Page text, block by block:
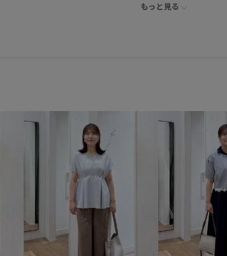
26SS10dp
カーディガン コットン コーディネートのアクセント サ
シワになりにくい ス
セットアップ対象商品 デニムスタイル トレンド感 ナイ
ハリ感 フレンチスリーブ フロントボタン
リラックススタイル ワンピース 伸縮性 便利な
履きやすい 快適な着心地 抜け感
もっと見る